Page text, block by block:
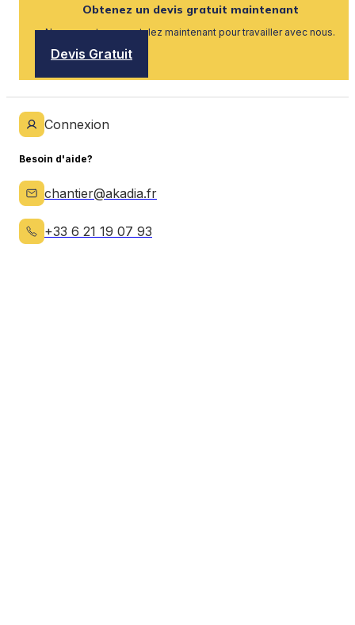
Obtenez un devis gratuit maintenant
Nous recrutons, postulez maintenant pour travailler avec nous.
Devis Gratuit
Connexion
Besoin d'aide?
chantier@akadia.fr
+33 6 21 19 07 93